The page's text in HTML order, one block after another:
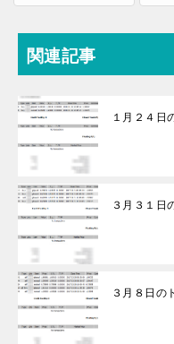
関連記事
１月２４日
３月３１日
３月８日の